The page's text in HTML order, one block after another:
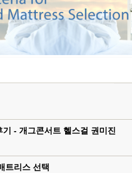
- 개그콘서트 헬스걸 권미진
트리스 선택